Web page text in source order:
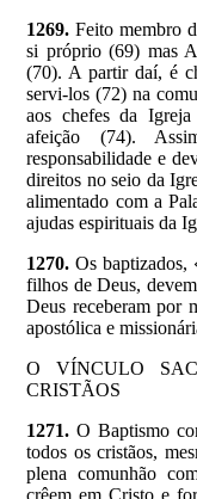
1269. Feito membro
si próprio (69) mas
(70). A partir daí, é
servi-los (72) na
aos chefes da
afeição (74).
responsabilidade e
direitos no seio da
alimentado com a
ajudas espirituais da
1270. Os baptizados,
filhos de Deus,
Deus receberam por
apostólica e
O VÍNCULO
CRISTÃOS
1271. O Baptismo
todos os cristãos,
plena comunhão
crêem em Cristo e